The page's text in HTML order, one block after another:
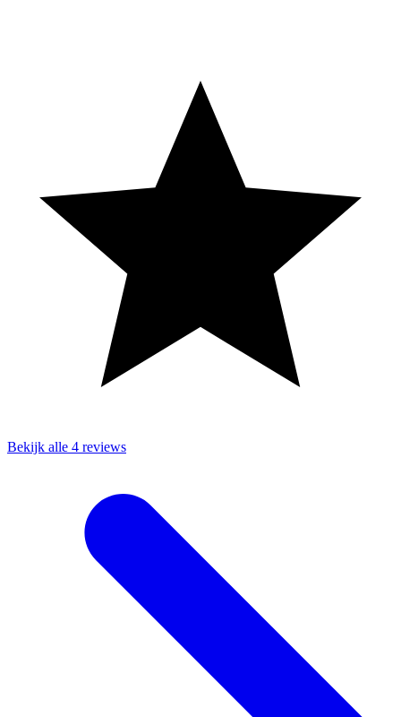
Bekijk alle 4 reviews